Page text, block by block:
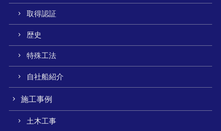
取得認証
歴史
特殊工法
自社船紹介
施工事例
土木工事